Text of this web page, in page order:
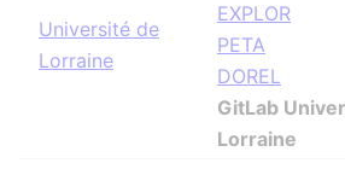
Université de
Lorraine
EXPLOR
PETA
DOREL
GitLab
Lorraine